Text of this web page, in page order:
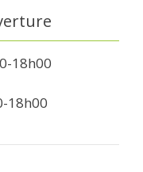
18h00
18h00